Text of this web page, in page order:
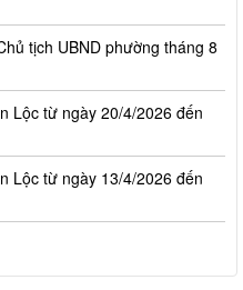
tịch UBND phường tháng 8
Lộc từ ngày 20/4/2026 đến
Lộc từ ngày 13/4/2026 đến